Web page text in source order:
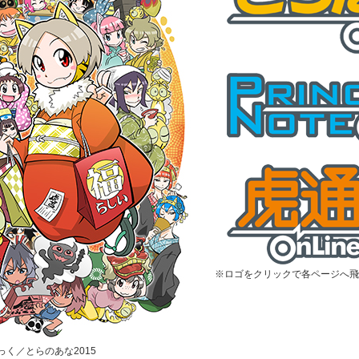
く／とらのあな2015
※ロゴをクリックで各ページへ